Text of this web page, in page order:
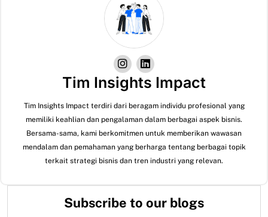
Tim Insights Impact
Tim Insights Impact terdiri dari beragam individu profesional yang
memiliki keahlian dan pengalaman dalam berbagai aspek bisnis.
Bersama-sama, kami berkomitmen untuk memberikan wawasan
mendalam dan pemahaman yang berharga tentang berbagai topik
terkait strategi bisnis dan tren industri yang relevan.
Subscribe to our blogs